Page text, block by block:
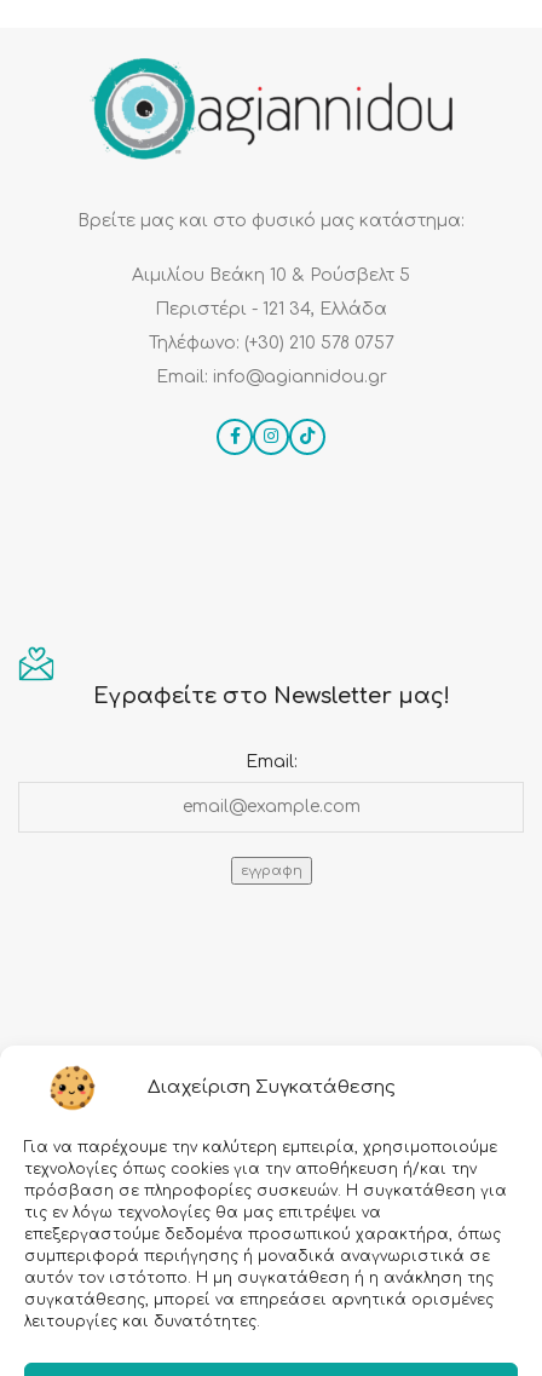
Διαχείριση Συγκατάθεσης
Για να παρέχουμε την καλύτερη εμπειρία, χρησιμοποιούμε
τεχνολογίες όπως cookies για την αποθήκευση ή/και την
πρόσβαση σε πληροφορίες συσκευών. Η συγκατάθεση για
τις εν λόγω τεχνολογίες θα μας επιτρέψει να
επεξεργαστούμε δεδομένα προσωπικού χαρακτήρα, όπως
συμπεριφορά περιήγησης ή μοναδικά αναγνωριστικά σε
αυτόν τον ιστότοπο. Η μη συγκατάθεση ή η ανάκληση της
συγκατάθεσης, μπορεί να επηρεάσει αρνητικά ορισμένες
λειτουργίες και δυνατότητες.
Βρείτε μας και στο φυσικό μας κατάστημα:
Αιμιλίου Βεάκη 10 & Ρούσβελτ 5
Περιστέρι - 121 34, Ελλάδα
Τηλέφωνο: (+30) 210 578 0757
Email: info@agiannidou.gr
Εγραφείτε στο Newsletter μας!
Email:
Τρόποι πληρωμής
Όροι χρήσης
Προσωπικά δεδομένα
Ασφάλεια συναλλαγών